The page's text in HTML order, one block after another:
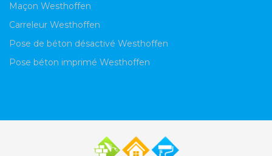
Maçon Westhoffen
Carreleur Westhoffen
Pose de béton désactivé Westhoffen
Pose béton imprimé Westhoffen